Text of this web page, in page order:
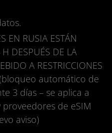
EN RUSIA ESTÁN
DESPUÉS DE LA
A RESTRICCIONES
(bloqueo automático de
3 días – se aplica a
de eSIM
aviso)